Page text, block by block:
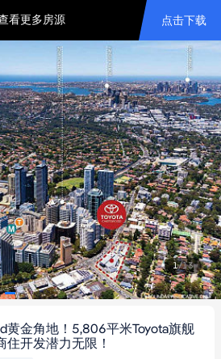
看更多房源 点击下载
1/13
黄金角地！5,806平米Toyota旗舰
住开发潜力无限！